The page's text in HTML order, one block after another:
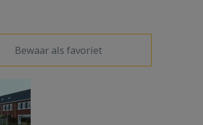
Bewaar als favoriet